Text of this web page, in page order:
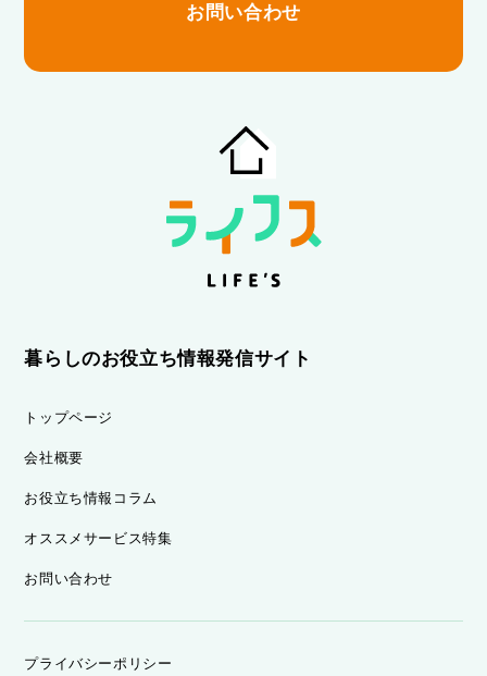
お問い合わせ
暮らしのお役立ち情報発信サイト
トップページ
会社概要
お役立ち情報コラム
オススメサービス特集
お問い合わせ
プライバシーポリシー